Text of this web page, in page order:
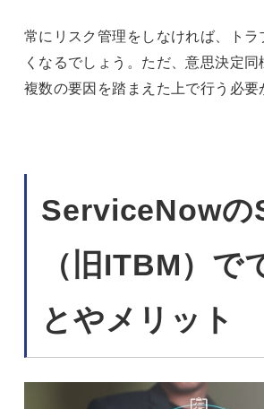
常にリスク管理をしなければ、トラ
くなるでしょう。ただ、意思決定同
複数の要因を踏まえた上で行う必要
ServiceNowの
（旧ITBM）で
とやメリット